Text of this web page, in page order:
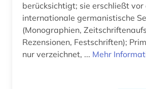
berücksichtigt; sie erschließt vor allem die
internationale germanistische Sekundärliteratur
(Monographien, Zeitschriftenaufsätze,
Rezensionen, Festschriften); Primärtexte sind
nur verzeichnet, ... Mehr